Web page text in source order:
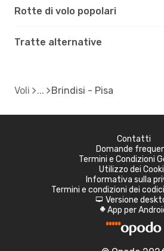
Rotte di volo popolari
Tratte alternative
Voli Brindisi - Pisa
Contatti
Domande
Termini e Condizioni
Utilizzo dei
Informativa sulla
Termini e condizioni dei
d Versione
A App per